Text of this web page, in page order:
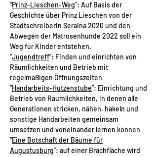
"Prinz-Lieschen-Weg": Auf Basis der
Geschichte über Prinz Lieschen von der
Stadtschreiberin Seraina 2020 und den
Abwegen der Matrosenhunde 2022 soll ein
Weg für Kinder entstehen. ​
“Jugendtreff”: Finden und einrichten von
Räumlichkeiten und Betrieb mit
regelmäßigen Öffnungszeiten​
“Handarbeits-Hutzenstube”: Einrichtung und
Betrieb von Räumlichkeiten, in denen alle
Generationen stricken, nähen, häkeln und
sonstige Handarbeiten gemeinsam
umsetzen und voneinander lernen können​
​“Eine Botschaft der Bäume für
Augustusburg”: auf einer Brachfläche wird